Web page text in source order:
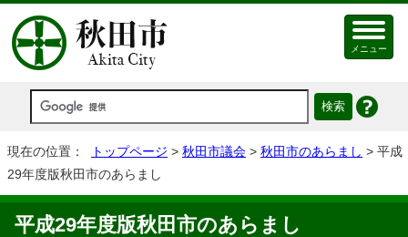
メニュー
現在の位置： トップページ > 秋田市議会 > 秋田市のあらまし > 平成
29年度版秋田市のあらまし
平成29年度版秋田市のあらまし